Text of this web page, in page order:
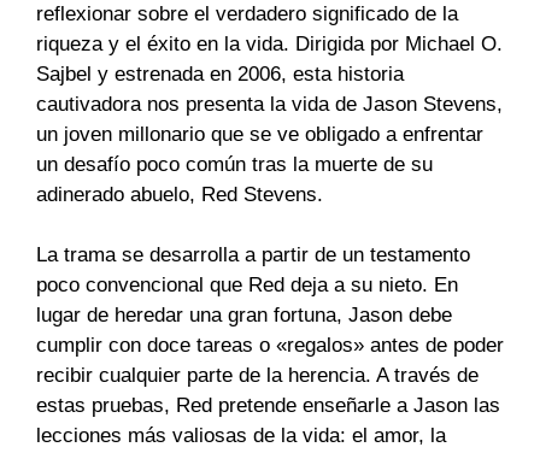
reflexionar sobre el verdadero significado de la
riqueza y el éxito en la vida. Dirigida por Michael O.
Sajbel y estrenada en 2006, esta historia
cautivadora nos presenta la vida de Jason Stevens,
un joven millonario que se ve obligado a enfrentar
un desafío poco común tras la muerte de su
adinerado abuelo, Red Stevens.
La trama se desarrolla a partir de un testamento
poco convencional que Red deja a su nieto. En
lugar de heredar una gran fortuna, Jason debe
cumplir con doce tareas o «regalos» antes de poder
recibir cualquier parte de la herencia. A través de
estas pruebas, Red pretende enseñarle a Jason las
lecciones más valiosas de la vida: el amor, la